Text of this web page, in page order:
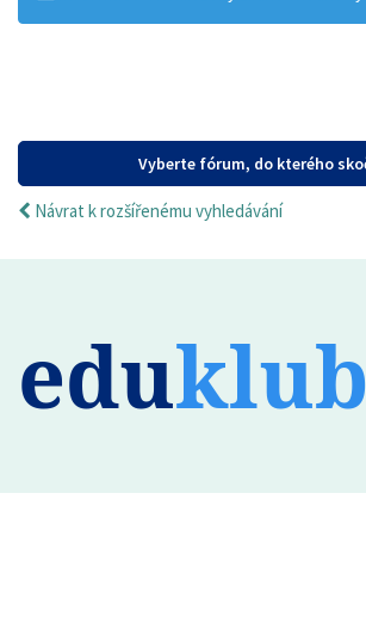
Vyberte fórum, do kterého
Návrat k rozšířenému vyhledávání
eduklub